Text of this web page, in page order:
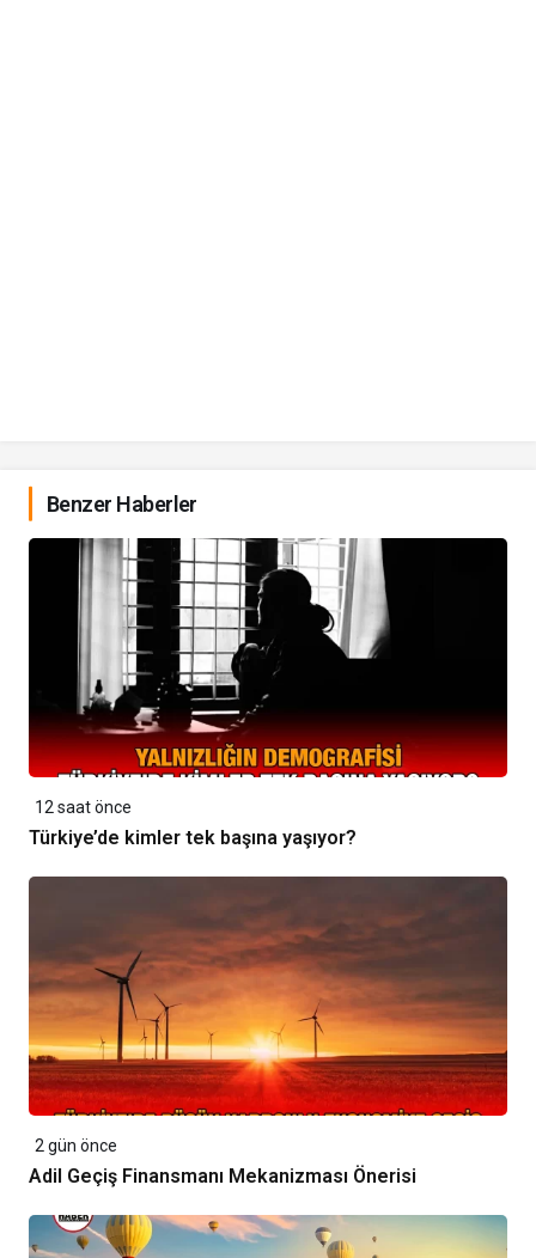
Benzer Haberler
12 saat önce
Türkiye’de kimler tek başına yaşıyor?
2 gün önce
Adil Geçiş Finansmanı Mekanizması Önerisi